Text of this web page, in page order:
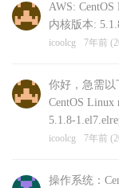
AWS: CentOS
内核版本:
icoolcg 7年前
你好，急需以
CentOS Linux
5.1.8-
icoolcg 7年前
操作系统：